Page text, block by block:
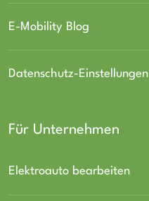
E-Mobility Blog
Datenschutz-Einstellungen
Für Unternehmen
Elektroauto bearbeiten